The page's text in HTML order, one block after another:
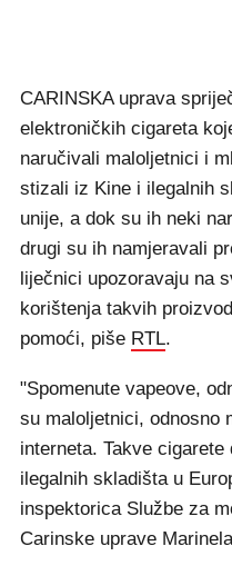
CARINSKA uprava
elektroničkih cigareta
naručivali maloljetnici i
stizali iz Kine i ilegalnih
unije, a dok su ih neki
drugi su ih namjeravali
liječnici upozoravaju na
korištenja takvih
pomoći, piše RTL.
"Spomenute vapeove,
su maloljetnici, odnosno
interneta. Takve
ilegalnih skladišta u
inspektorica Službe za
Carinske uprave